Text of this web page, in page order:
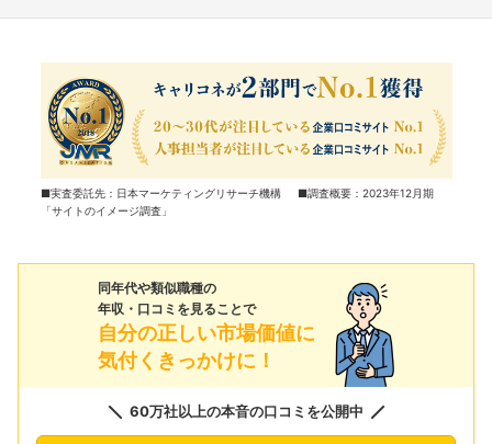
■実査委託先：日本マーケティングリサーチ機構 ■調査概要：2023年12月期
「サイトのイメージ調査」
同年代や類似職種の
年収・口コミを見ることで
自分の正しい市場価値に
気付くきっかけに！
60万社以上の本音の口コミを公開中